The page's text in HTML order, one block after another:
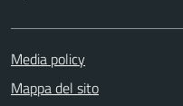
Media policy
Mappa del sito